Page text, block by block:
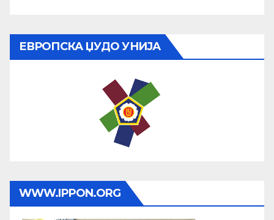
ЕВРОПСКА ЏУДО УНИЈА
WWW.IPPON.ORG